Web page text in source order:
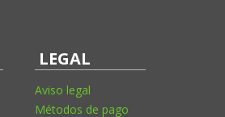
LEGAL
Aviso legal
Métodos de pago